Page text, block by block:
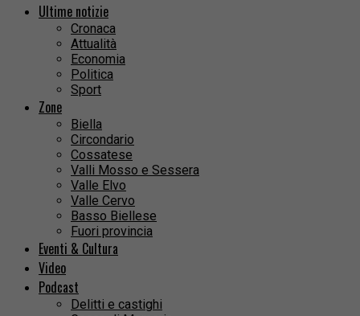
Ultime notizie
Cronaca
Attualità
Economia
Politica
Sport
Zone
Biella
Circondario
Cossatese
Valli Mosso e Sessera
Valle Elvo
Valle Cervo
Basso Biellese
Fuori provincia
Eventi & Cultura
Video
Podcast
Delitti e castighi